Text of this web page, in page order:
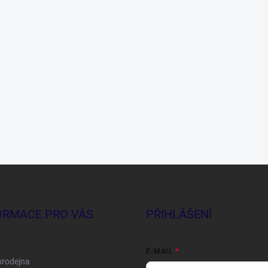
PRO VÁS PŘIHLÁŠENÍ
E-MAIL